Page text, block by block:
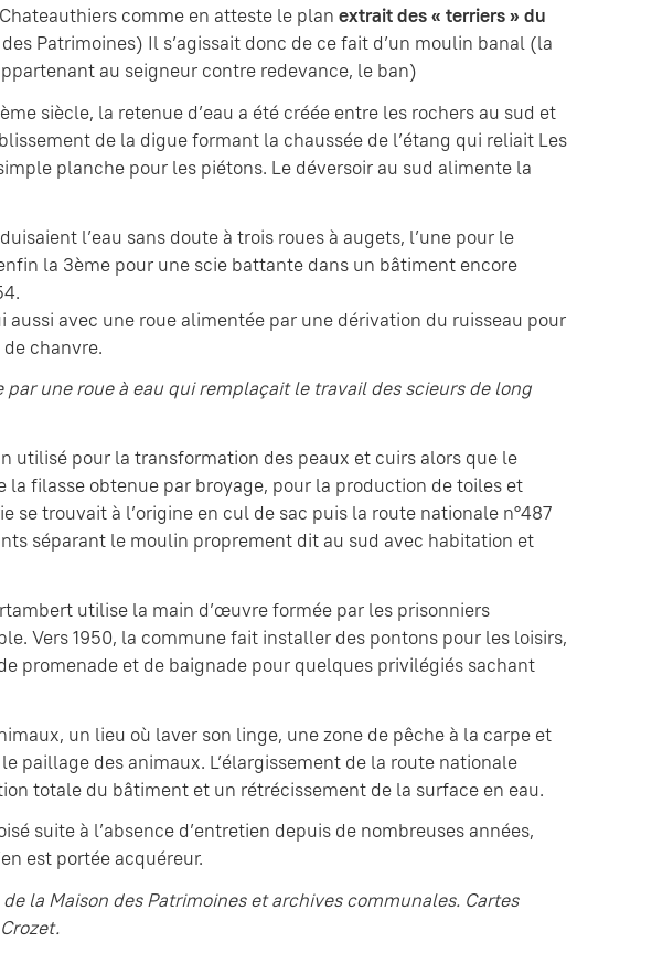
comme en atteste le plan extrait des « terriers » du
Patrimoines) Il s’agissait donc de ce fait d’un moulin banal (la
au seigneur contre redevance, le ban)
siècle, la retenue d’eau a été créée entre les rochers au sud et
de la digue formant la chaussée de l’étang qui reliait Les
planche pour les piétons. Le déversoir au sud alimente la
l’eau sans doute à trois roues à augets, l’une pour le
la 3ème pour une scie battante dans un bâtiment encore
avec une roue alimentée par une dérivation du ruisseau pour
chanvre.
une roue à eau qui remplaçait le travail des scieurs de long
utilisé pour la transformation des peaux et cuirs alors que le
filasse obtenue par broyage, pour la production de toiles et
se trouvait à l’origine en cul de sac puis la route nationale n°487
séparant le moulin proprement dit au sud avec habitation et
utilise la main d’œuvre formée par les prisonniers
Vers 1950, la commune fait installer des pontons pour les loisirs,
promenade et de baignade pour quelques privilégiés sachant
un lieu où laver son linge, une zone de pêche à la carpe et
paillage des animaux. L’élargissement de la route nationale
totale du bâtiment et un rétrécissement de la surface en eau.
suite à l’absence d’entretien depuis de nombreuses années,
est portée acquéreur.
la Maison des Patrimoines et archives communales. Cartes